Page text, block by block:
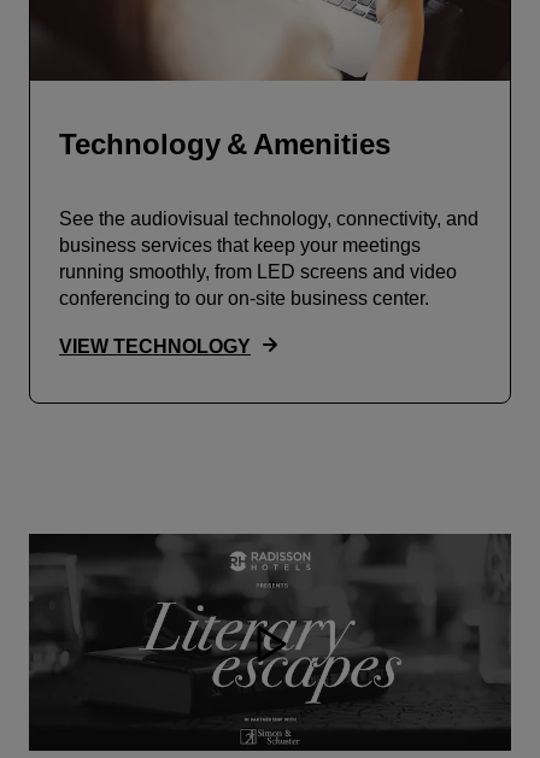
Technology & Amenities
See the audiovisual technology, connectivity, and
business services that keep your meetings
running smoothly, from LED screens and video
conferencing to our on-site business center.
VIEW TECHNOLOGY